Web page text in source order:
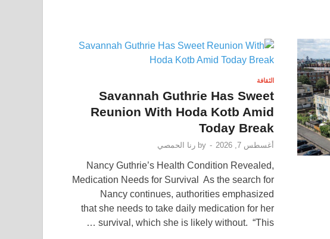
الثقافة
Savannah Guthrie Has Sweet
Reunion With Hoda Kotb Amid
Today Break
أغسطس 7, 2026 -
by رنا الحمصي
Nancy Guthrie’s Health Condition Revealed,
Medication Needs for Survival As the search for
Nancy continues, authorities emphasized
that she needs to take daily medication for her
survival, which she is likely without. “This …